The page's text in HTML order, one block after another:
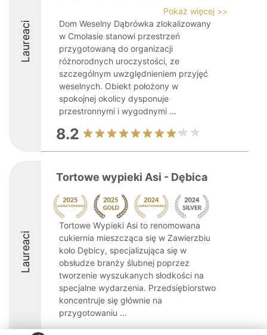
Laureaci
Pokaż więcej >>
Dom Weselny Dąbrówka zlokalizowany
w Cmolasie stanowi przestrzeń
przygotowaną do organizacji
różnorodnych uroczystości, ze
szczególnym uwzględnieniem przyjęć
weselnych. Obiekt położony w
spokojnej okolicy dysponuje
przestronnymi i wygodnymi ...
8.2
Laureaci
Tortowe wypieki Asi - Dębica
Tortowe Wypieki Asi to renomowana
cukiernia mieszcząca się w Zawierzbiu
koło Dębicy, specjalizująca się w
obsłudze branży ślubnej poprzez
tworzenie wyszukanych słodkości na
specjalne wydarzenia. Przedsiębiorstwo
koncentruje się głównie na
przygotowaniu ...